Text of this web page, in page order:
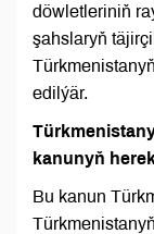
döwletleriniň
şahslaryň
edilýär.
kanunyň
Bu kanun